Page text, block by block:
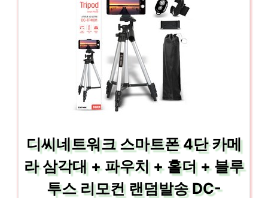
디씨네트워크 스마트폰 4단 카메
라 삼각대 + 파우치 + 홀더 + 블루
투스 리모컨 랜덤발송 DC-